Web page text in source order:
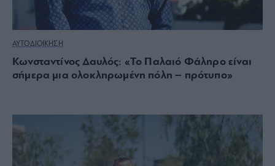
ΑΥΤΟΔΙΟΙΚΗΣΗ
Κωνσταντίνος Δαυλός: «Το Παλαιό Φάληρο είναι
σήμερα μια ολοκληρωμένη πόλη – πρότυπο»